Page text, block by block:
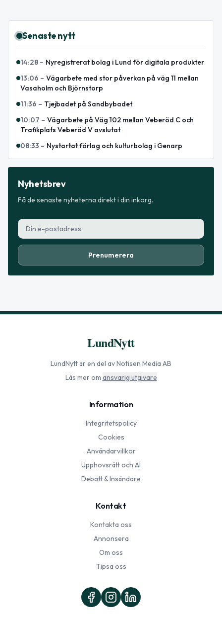
Senaste nytt
14:28 – Nyregistrerat bolag i Lund för digitala produkter
13:06 – Vägarbete med stor påverkan på väg 11 mellan
Vasaholm och Björnstorp
11:36 – Tjejbadet på Sandbybadet
10:07 – Vägarbete på Väg 102 mellan Veberöd C och
Trafikplats Veberöd V avslutat
08:33 – Nystartat förlag och kulturbolag i Genarp
Nyhetsbrev
Få de senaste nyheterna direkt i din inkorg.
Prenumerera
LundNytt
LundNyttär en del av Notisen Media AB
Läs mer om ansvarig utgivare
Information
Integritetspolicy
Cookies
Användarvillkor
Upphovsrätt och AI
Debatt & Insändare
Kontakt
Kontakta oss
Annonsera
Om oss
Tipsa oss